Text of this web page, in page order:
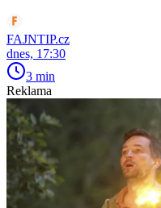
FAJNTIP.cz
dnes, 17:30
3 min
Reklama